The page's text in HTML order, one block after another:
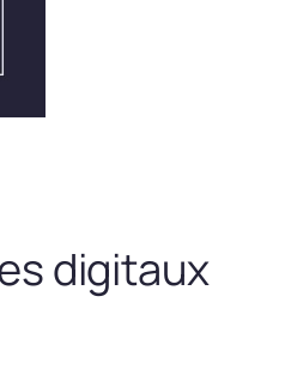
digitaux